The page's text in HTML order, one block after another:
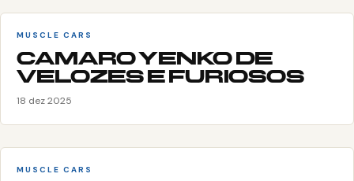
MUSCLE CARS
CAMARO YENKO DE
VELOZES E FURIOSOS
18 dez 2025
MUSCLE CARS